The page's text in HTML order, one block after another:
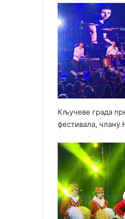
Кључеве града
фестивала,